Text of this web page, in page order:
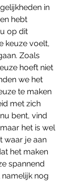
in
hebt
op dit
keuze voelt,
Zoals
hoeft niet
we het
te maken
met zich
bent, vind
het is wel
waar je aan
het maken
spannend
nog